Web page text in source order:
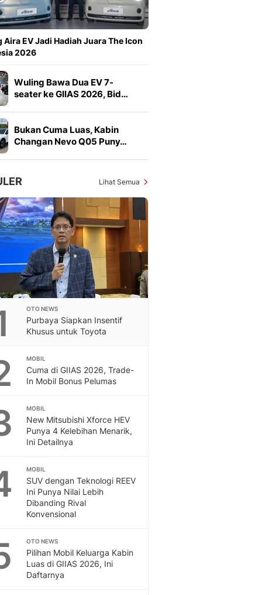
Aira EV Jadi Hadiah Juara The Icon
2026
Wuling Bawa Dua EV 7-
seater ke GIIAS 2026, Bid…
Bukan Cuma Luas, Kabin
Changan Nevo Q05 Puny…
Lihat Semua
OTO NEWS
Purbaya Siapkan Insentif
Khusus untuk Toyota
MOBIL
Cuma di GIIAS 2026, Trade-
In Mobil Bonus Pelumas
MOBIL
New Mitsubishi Xforce HEV
Punya 4 Kelebihan Menarik,
Ini Detailnya
MOBIL
SUV dengan Teknologi REEV
Ini Punya Nilai Lebih
Dibanding Rival
Konvensional
OTO NEWS
Pilihan Mobil Keluarga Kabin
Luas di GIIAS 2026, Ini
Daftarnya